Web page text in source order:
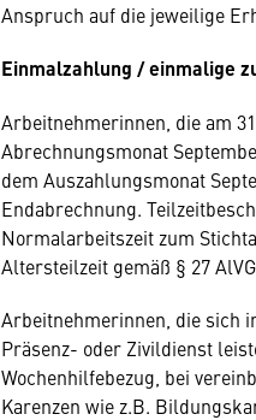
Anspruch auf die jeweilige
Einmalzahlung / einmalige
Arbeitnehmerinnen, die am
Abrechnungsmonat
dem Auszahlungsmonat
Endabrechnung.
Normalarbeitszeit zum
Altersteilzeit gemäß § 27
Arbeitnehmerinnen, die sich
Präsenz- oder Zivildienst
Wochenhilfebezug, bei
Karenzen wie z.B.